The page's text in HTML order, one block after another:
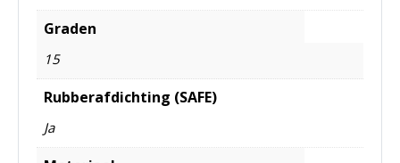
Graden
15
Rubberafdichting (SAFE)
Ja